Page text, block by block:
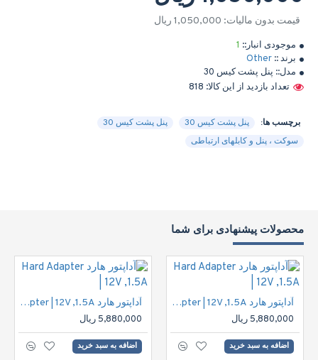
موجودی انبار:: 1
برند :: Other
مدل:: پنل پشت کیس 30
تعداد بازدید از این کالا: 818
قیمت بدون مالیات: 1,050,000 ریال
برچسب ها: پنل پشت کیس 30
پنل پشت کیس 30
سوکت ، پنل و کابلهای ارتباطی
محصولات پیشنهادی برای شما
آداپتور هارد Hard Adapter | 12V ,1.5A
5,880,000 ریال
اضافه به سبد خرید
آداپتور هارد Hard Adapter | 12V ,1.5A
5,880,000 ریال
اضافه به سبد خرید